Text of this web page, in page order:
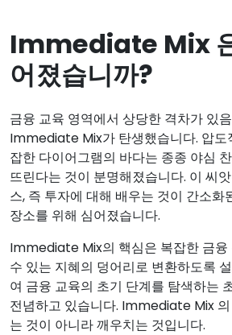
Immediate Mix
어졌습니까?
금융 교육 영역에서 상당한 격차가 있
Immediate Mix가 탄생했습니다. 압도
잡한 다이어그램의 바다는 종종 야심
뜨린다는 것이 분명해졌습니다. 이 씨
스, 즉 투자에 대해 배우는 것이 간소화
장소를 위해 심어졌습니다.
Immediate Mix의 핵심은 복잡한 금융
수 있는 지혜의 덩어리로 변환하도록
여 금융 교육의 초기 단계를 탐색하는
전념하고 있습니다. Immediate Mix
는 것이 아니라 깨우치는 것입니다.